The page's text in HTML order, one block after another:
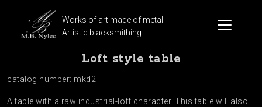
Works of art made of metal
Artistic blacksmithing
Loft style table
catalog number: mkd2
A table with a raw industrial-loft character. This table will also